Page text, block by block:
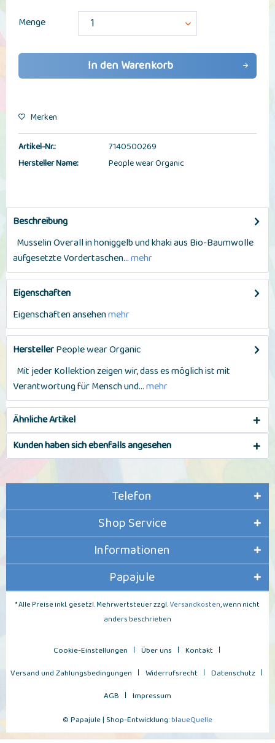
Menge
In den Warenkorb
Merken
Artikel-Nr.:
7140500269
Hersteller Name:
People wear Organic
Beschreibung
Musselin Overall in honiggelb und khaki aus Bio-Baumwolle
aufgesetzte Vordertaschen...mehr
Eigenschaften
Eigenschaften ansehenmehr
HerstellerPeople wear Organic
Mit jeder Kollektion zeigen wir, dass es möglich ist mit
Verantwortung für Mensch und...mehr
Ähnliche Artikel
Kunden haben sich ebenfalls angesehen
Telefon
Shop Service
Informationen
Papajule
* Alle Preise inkl. gesetzl. Mehrwertsteuer zzgl. Versandkosten, wenn nicht
anders beschrieben
Cookie-Einstellungen Über uns
Kontakt
Versand und Zahlungsbedingungen
Widerrufsrecht
Datenschutz
AGB
Impressum
© Papajule | Shop-Entwicklung:blaueQuelle